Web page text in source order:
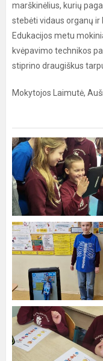
marškinėlius, kurių
stebėti vidaus organų ir
Edukacijos metu
kvėpavimo technikos
stiprino draugiškus
Mokytojos Laimutė,